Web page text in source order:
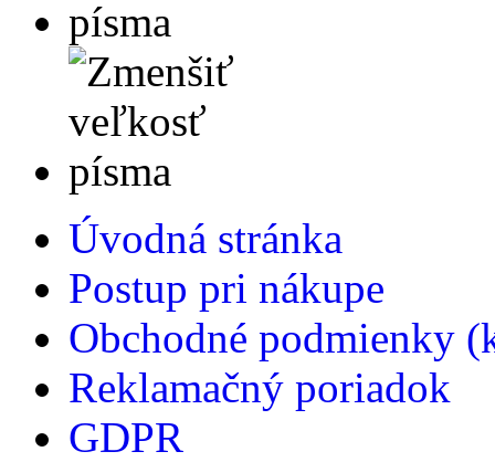
Úvodná stránka
Postup pri nákupe
Obchodné podmienky
Reklamačný poriadok
GDPR